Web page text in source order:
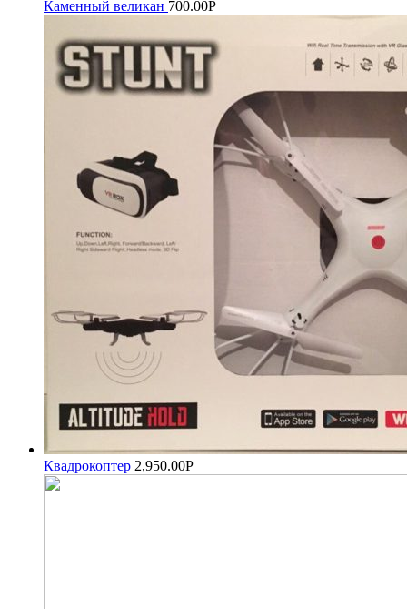
Каменный великан 700.00Р
Квадрокоптер 2,950.00Р